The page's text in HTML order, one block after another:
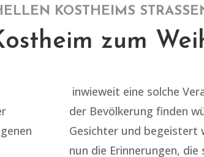
KOSTHEIMS STRASSEN
zum
inwieweit eine solche
der Bevölkerung finden
Gesichter und begeistert
nun die Erinnerungen,